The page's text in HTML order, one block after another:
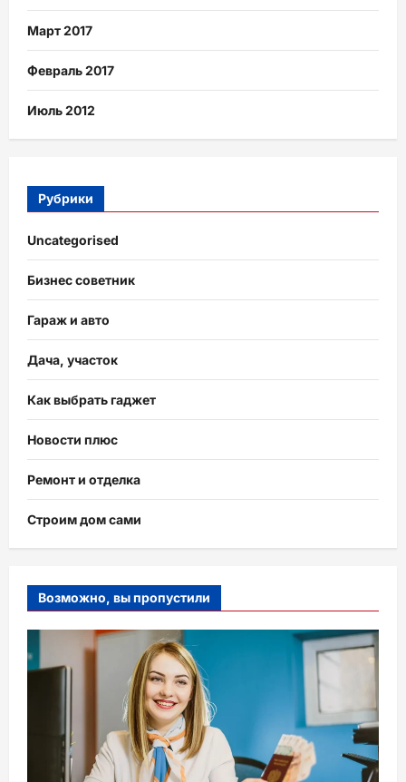
Март 2017
Февраль 2017
Июль 2012
Рубрики
Uncategorised
Бизнес советник
Гараж и авто
Дача, участок
Как выбрать гаджет
Новости плюс
Ремонт и отделка
Строим дом сами
Возможно, вы пропустили